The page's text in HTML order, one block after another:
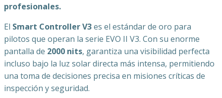
profesionales.
El Smart Controller V3es el estándar de oro para
pilotos que operan la serie EVO II V3. Con su enorme
pantalla de 2000 nits, garantiza una visibilidad perfecta
incluso bajo la luz solar directa más intensa, permitiendo
una toma de decisiones precisa en misiones críticas de
inspección y seguridad.